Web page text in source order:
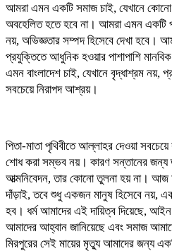
আমরা এমন একটি সমাজ চাই, যেখানে কোনো
অবহেলিত হতে হবে না। আমরা এমন একটি
নয়, অভিজ্ঞতার সম্পদ হিসেবে দেখা হবে।
প্রযুক্তিতে আধুনিক হওয়ার পাশাপাশি
এমন বাংলাদেশ চাই, যেখানে বৃদ্ধাশ্রম নয়,
সবচেয়ে নিরাপদ আশ্রয়।
পিতা-মাতা পৃথিবীতে আল্লাহর দেওয়া
শোধ করা সম্ভব নয়। কারণ সন্তানের জন্য
আত্মনিবেদন, তার কোনো তুলনা হয় না। আজ
দাঁড়াই, তবে শুধু একজন মানুষ হিসেবে নয়,
হব। ধর্ম আমাদের এই দায়িত্ব দিয়েছে,
আমাদের আহ্বান জানিয়েছে এবং সমাজ
মিরপুরের সেই মায়ের মৃত্যু আমাদের জন্য